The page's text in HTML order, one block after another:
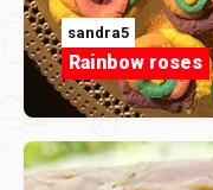
sandra5
Rainbow roses